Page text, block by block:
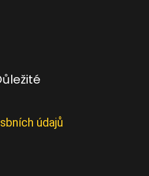
údajů